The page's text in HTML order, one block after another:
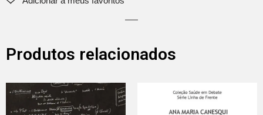
Produtos relacionados